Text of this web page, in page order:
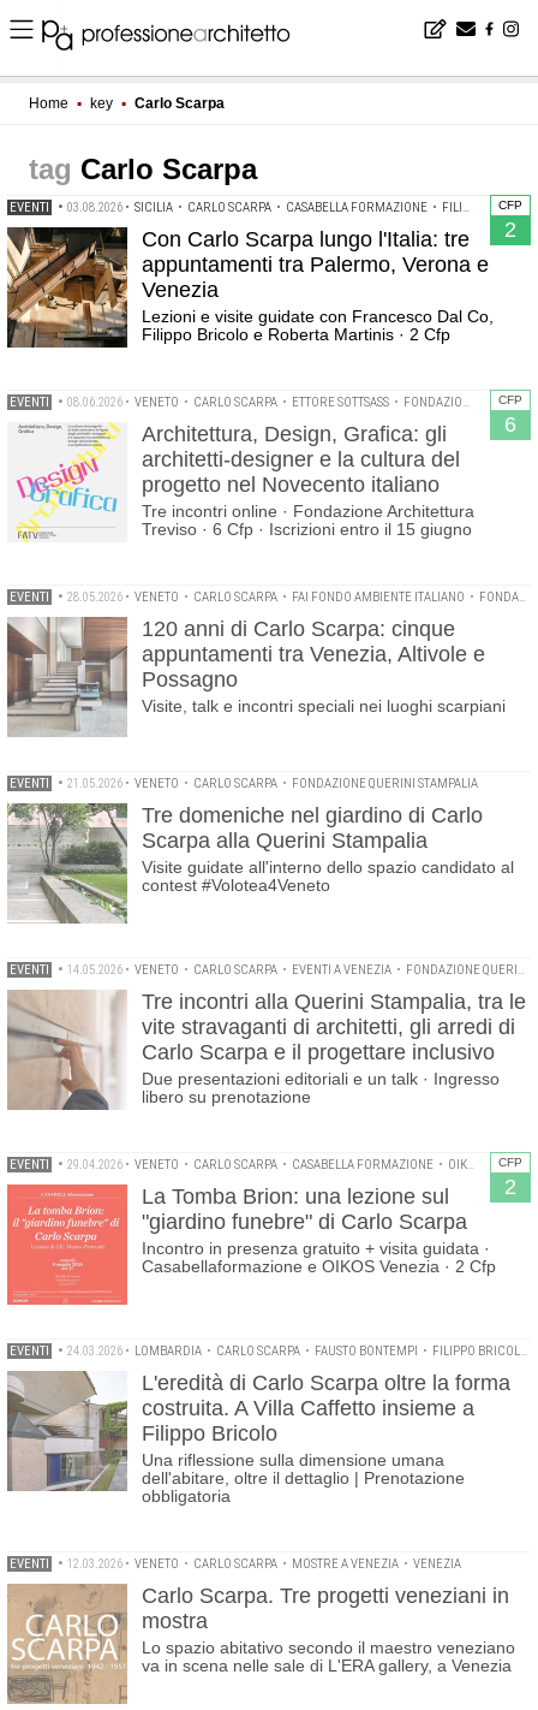
Home ▪ key ▪ Carlo Scarpa
Carlo Scarpa
CFP
2
EVENTI • 03.08.2026 • SICILIA • CARLO SCARPA • CASABELLA FORMAZIONE • FILIPPO BRICOLO
Con Carlo Scarpa lungo l'Italia: tre
appuntamenti tra Palermo, Verona e
Venezia
Lezioni e visite guidate con Francesco Dal Co,
Filippo Bricolo e Roberta Martinis · 2 Cfp
CFP
6
EVENTI • 08.06.2026 • VENETO • CARLO SCARPA • ETTORE SOTTSASS • FONDAZIONE ARCHITETTURA TREVISO
Architettura, Design, Grafica: gli
architetti-designer e la cultura del
progetto nel Novecento italiano
Tre incontri online · Fondazione Architettura
Treviso · 6 Cfp · Iscrizioni entro il 15 giugno
EVENTI • 28.05.2026 • VENETO • CARLO SCARPA • FAI FONDO AMBIENTE ITALIANO • FONDAZIONE QUERINI STAMPALIA
120 anni di Carlo Scarpa: cinque
appuntamenti tra Venezia, Altivole e
Possagno
Visite, talk e incontri speciali nei luoghi scarpiani
EVENTI • 21.05.2026 • VENETO • CARLO SCARPA • FONDAZIONE QUERINI STAMPALIA
Tre domeniche nel giardino di Carlo
Scarpa alla Querini Stampalia
Visite guidate all'interno dello spazio candidato al
contest #Volotea4Veneto
EVENTI • 14.05.2026 • VENETO • CARLO SCARPA • EVENTI A VENEZIA • FONDAZIONE QUERINI STAMPALIA
Tre incontri alla Querini Stampalia, tra le
vite stravaganti di architetti, gli arredi di
Carlo Scarpa e il progettare inclusivo
Due presentazioni editoriali e un talk · Ingresso
libero su prenotazione
CFP
2
EVENTI • 29.04.2026 • VENETO • CARLO SCARPA • CASABELLA FORMAZIONE • OIKOS
La Tomba Brion: una lezione sul
"giardino funebre" di Carlo Scarpa
Incontro in presenza gratuito + visita guidata ·
Casabellaformazione e OIKOS Venezia · 2 Cfp
EVENTI • 24.03.2026 • LOMBARDIA • CARLO SCARPA • FAUSTO BONTEMPI • FILIPPO BRICOLO
L'eredità di Carlo Scarpa oltre la forma
costruita. A Villa Caffetto insieme a
Filippo Bricolo
Una riflessione sulla dimensione umana
dell'abitare, oltre il dettaglio | Prenotazione
obbligatoria
EVENTI • 12.03.2026 • VENETO • CARLO SCARPA • MOSTRE A VENEZIA • VENEZIA
Carlo Scarpa. Tre progetti veneziani in
mostra
Lo spazio abitativo secondo il maestro veneziano
va in scena nelle sale di L'ERA gallery, a Venezia